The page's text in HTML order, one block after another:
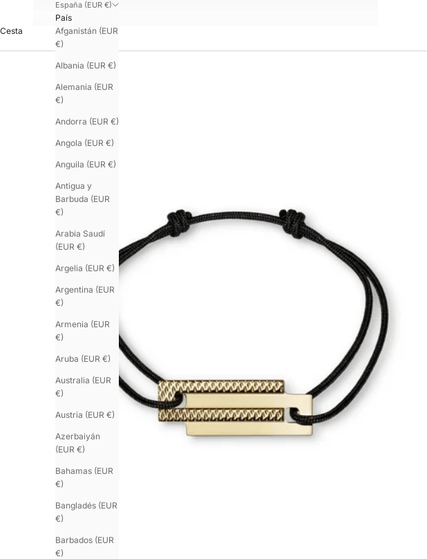
España (EUR €)
País
Afganistán (EUR
€)
Albania (EUR €)
Alemania (EUR
€)
Andorra (EUR €)
Angola (EUR €)
Anguila (EUR €)
Antigua y
Barbuda (EUR
€)
Arabia Saudí
(EUR €)
Argelia (EUR €)
Argentina (EUR
€)
Armenia (EUR
€)
Aruba (EUR €)
Australia (EUR
€)
Austria (EUR €)
Azerbaiyán
(EUR €)
Bahamas (EUR
€)
Bangladés (EUR
€)
Barbados (EUR
€)
Cesta